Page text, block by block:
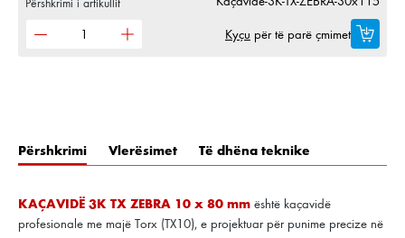
Kyçu për të parë çmimet
Përshkrimi Vlerësimet Të dhëna teknike
KAÇAVIDË 3K TX ZEBRA 10 x 80 mm është kaçavidë
profesionale me majë Torx (TX10), e projektuar për punime precize në